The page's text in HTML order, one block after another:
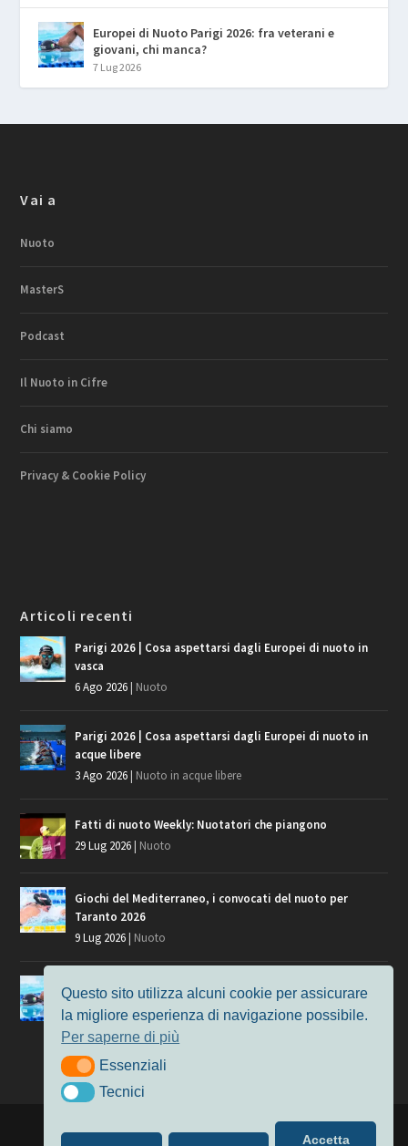
Europei di Nuoto Parigi 2026: fra veterani e
giovani, chi manca?
7 Lug 2026
Vai a
Nuoto
MasterS
Podcast
Il Nuoto in Cifre
Chi siamo
Privacy & Cookie Policy
Articoli recenti
Parigi 2026 | Cosa aspettarsi dagli Europei di nuoto in
vasca
6 Ago 2026| Nuoto
Parigi 2026 | Cosa aspettarsi dagli Europei di nuoto in
acque libere
3 Ago 2026| Nuoto in acque libere
Fatti di nuoto Weekly: Nuotatori che piangono
29 Lug 2026| Nuoto
Giochi del Mediterraneo, i convocati del nuoto per
Taranto 2026
9 Lug 2026| Nuoto
Europei di Nuoto Parigi 2026: fra veterani e giovani, chi
7 Lug 2026
Nuoto
| Alimentato da
Questo sito utilizza alcuni cookie per assicurare
la migliore esperienza di navigazione possibile.
Per saperne di più
EssenzialiEssenziali
TecniciTecnici
Accetta